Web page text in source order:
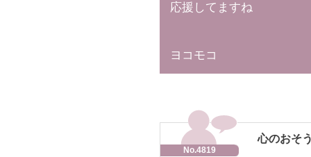
応援してますね
ヨコモコ
心のおそ
No.4819